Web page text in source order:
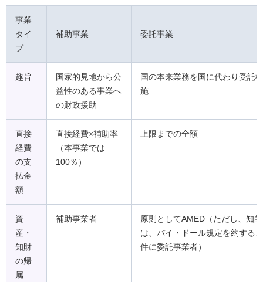
事業
タイ
プ
補助事業 委託事業
趣旨
国家的見地から公
益性のある事業へ
の財政援助
国の本来業務を国に代わり受託
施
直接
経費
の支
払金
額
直接経費×補助率
（本事業では
100％）
上限までの全額
資
産・
知財
の帰
属
補助事業者
原則としてAMED（ただし、知
は、バイ・ドール規定を約する
件に委託事業者）